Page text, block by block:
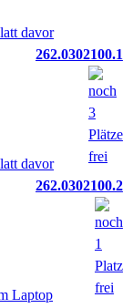
262.0302100.1
262.0302100.2